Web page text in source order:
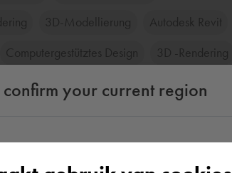
3D-Modellierung Autodesk Revit
Computergestütztes Design 3D -Rendering
confirm your current region
to us you are situated in Rest of the